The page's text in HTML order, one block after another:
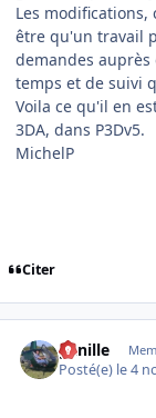
Les
être qu'un travail
demandes
temps et de suivi
Voila ce qu'il en
3DA, dans P3Dv5.
MichelP
Citer
ganille
Posté(e) le 4